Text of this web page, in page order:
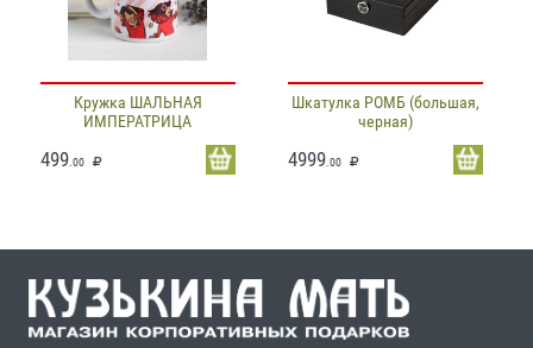
Кружка ШАЛЬНАЯ
ИМПЕРАТРИЦА
499 .00
Шкатулка РОМБ (большая,
черная)
4999.00